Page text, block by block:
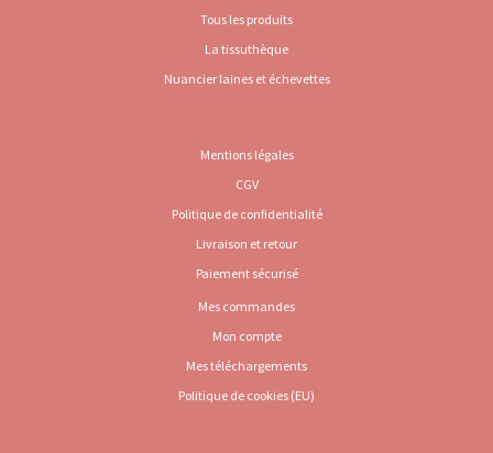
Tous les produits
La tissuthèque
Nuancier laines et échevettes
Mentions légales
CGV
Politique de confidentialité
Livraison et retour
Paiement sécurisé
Mes commandes
Mon compte
Mes téléchargements
Politique de cookies (EU)